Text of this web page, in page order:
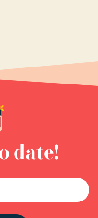
date!